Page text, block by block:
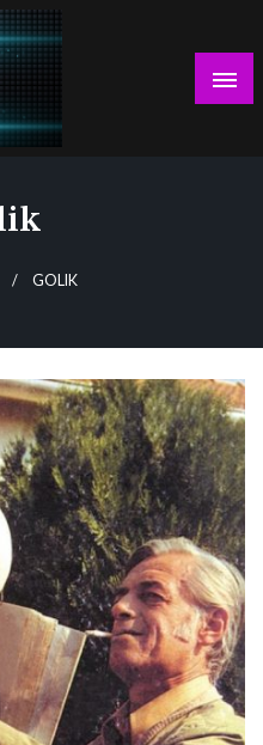
GOLIK